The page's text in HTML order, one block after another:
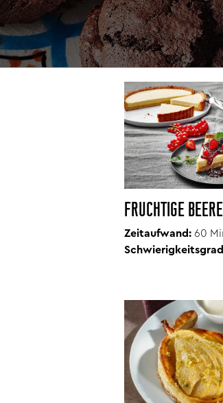
FRUCHTIGE
Zeitaufwand: 60